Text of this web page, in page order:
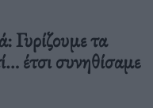
Γυρίζουμε τα
έτσι συνηθίσαμε